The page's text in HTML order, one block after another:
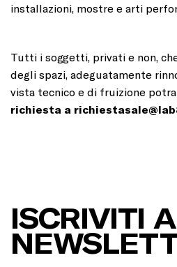
installazioni, mostre e arti
Tutti i soggetti, privati e non,
degli spazi, adeguatamente
vista tecnico e di fruizione
richiesta a
ISCRIVITI